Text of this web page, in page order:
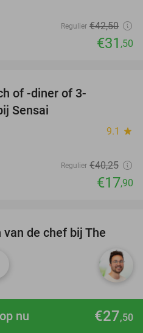
€27,50
nu
Regulier €42,50
€31 ,50
of -diner of 3-
Sensai
9.1 star
Regulier €40,25
€17,90
de chef bij The
9.7star
€22,50